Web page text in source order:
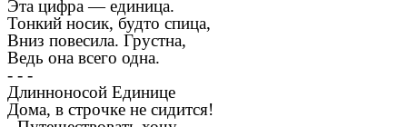
Эта цифра — единица.
Тонкий носик, будто спица,
Вниз повесила. Грустна,
Ведь она всего одна.
- - -
Длинноносой Единице
Дома, в строчке не сидится!